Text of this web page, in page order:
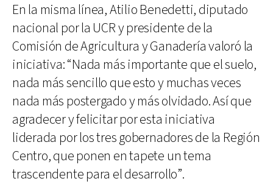
En la misma línea, Atilio Benedetti, diputado
nacional por la UCR y presidente de la
Comisión de Agricultura y Ganadería valoró la
iniciativa: “Nada más importante que el suelo,
nada más sencillo que esto y muchas veces
nada más postergado y más olvidado. Así que
agradecer y felicitar por esta iniciativa
liderada por los tres gobernadores de la Región
Centro, que ponen en tapete un tema
trascendente para el desarrollo”.